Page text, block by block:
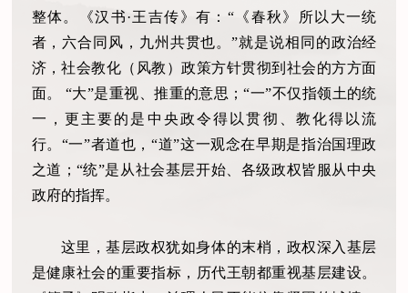
整体。《汉书·王吉传》有：“《春秋》所以大一统
者，六合同风，九州共贯也。”就是说相同的政治经
济，社会教化（风教）政策方针贯彻到社会的方方面
面。 “大”是重视、推重的意思；“一”不仅指领土的统
一，更主要的是中央政令得以贯彻、教化得以流
行。“一”者道也，“道”这一观念在早期是指治国理政
之道；“统”是从社会基层开始、各级政权皆服从中央
政府的指挥。
这里，基层政权犹如身体的末梢，政权深入基层
是健康社会的重要指标，历代王朝都重视基层建设。